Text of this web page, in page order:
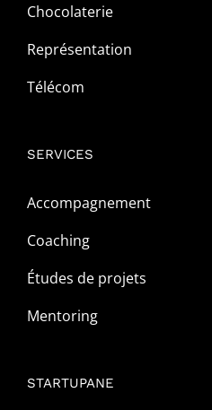
Chocolaterie
Représentation
Télécom
SERVICES
Accompagnement
Coaching
Études de projets
Mentoring
STARTUPANE